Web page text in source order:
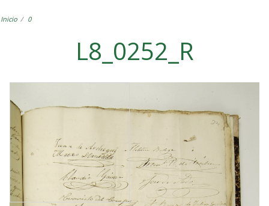
Inicio 0
L8_0252_R